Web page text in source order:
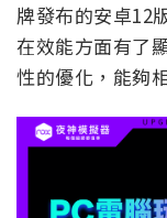
牌發布的安卓12
在效能方面有了
性的優化，能夠